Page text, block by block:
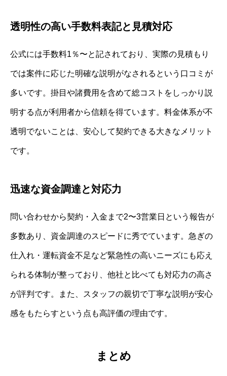
透明性の高い手数料表記と見積対応
公式には手数料1％〜と記されており、実際の見積もり
では案件に応じた明確な説明がなされるという口コミが
多いです。掛目や諸費用を含めて総コストをしっかり説
明する点が利用者から信頼を得ています。料金体系が不
透明でないことは、安心して契約できる大きなメリット
です。
迅速な資金調達と対応力
問い合わせから契約・入金まで2〜3営業日という報告が
多数あり、資金調達のスピードに秀でています。急ぎの
仕入れ・運転資金不足など緊急性の高いニーズにも応え
られる体制が整っており、他社と比べても対応力の高さ
が評判です。また、スタッフの親切で丁寧な説明が安心
感をもたらすという点も高評価の理由です。
まとめ